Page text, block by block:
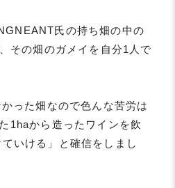
氏の持ち畑の中の
その畑のガメイを自分1人で
った畑なので色んな苦労は
1haから造ったワインを飲
いける」と確信をしまし